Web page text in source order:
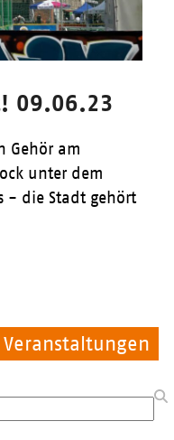
Allgemein
Allgemein
Veranstaltungen
09.06.23
Gehör am
unter dem
- die Stadt gehört